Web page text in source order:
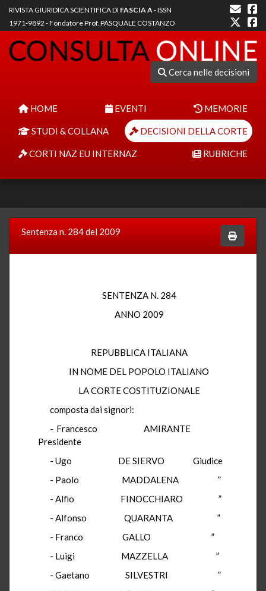
RIVISTA GIURIDICA SCIENTIFICA DI FASCIA A- ISSN
1971-9892 - Fondatore Prof. PASQUALE COSTANZO
Cerca nelle decisioni
HOME EVENTI MEMORIE
STUDI & COLLANA DECISIONI DELLA CORTE
CORTI NAZ EU INTERNAZ RUBRICHE
Sentenza n. 284 del 2009
SENTENZA N. 284
ANNO 2009
REPUBBLICA ITALIANA
IN NOME DEL POPOLO ITALIANO
LA CORTE COSTITUZIONALE
composta dai signori:
- Francesco AMIRANTE
Presidente
- Ugo DE SIERVO Giudice
- Paolo MADDALENA ”
- Alfio FINOCCHIARO ”
- Alfonso QUARANTA ”
- Franco GALLO ”
- Luigi MAZZELLA ”
- Gaetano SILVESTRI ”